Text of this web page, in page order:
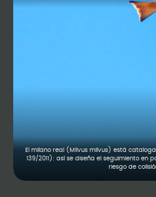
El milano real (Milvus milvus) está
139/2011): así se diseña el seguimiento en
riesgo de